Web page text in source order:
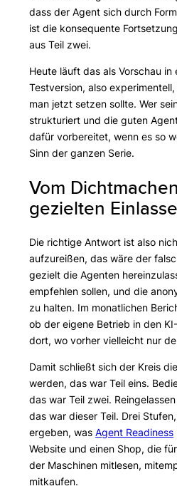
dass der Agent sich durch
ist die konsequente
aus Teil zwei.
Heute läuft das als Vorschau in
Testversion, also
man jetzt setzen sollte. Wer
strukturiert und die guten
dafür vorbereitet, wenn es so
Sinn der ganzen Serie.
Vom
gezielten
Die richtige Antwort ist also
aufzureißen, das wäre der
gezielt die Agenten
empfehlen sollen, und die
zu halten. Im monatlichen
ob der eigene Betrieb in den
dort, wo vorher vielleicht nur
Damit schließt sich der Kreis
werden, das war Teil eins.
das war Teil zwei.
das war dieser Teil. Drei
ergeben, wasAgent Readiness
Website und einen Shop, die
der Maschinen mitlesen,
mitkaufen.